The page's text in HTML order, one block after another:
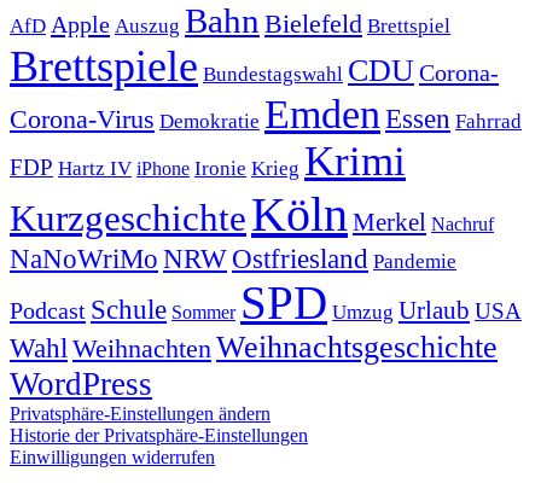
AfD Apple Auszug Bahn Bielefeld Brettspiel
Brettspiele Bundestagswahl CDUCorona-
Corona-Virus Demokratie Emden Essen Fahrrad
FDP Hartz IV iPhone Ironie Krieg Krimi
KurzgeschichteKölnMerkel Nachruf
NaNoWriMo NRWOstfriesland Pandemie
Podcast Schule Sommer SPD Umzug Urlaub USA
WahlWeihnachtenWeihnachtsgeschichte
WordPress
Privatsphäre-Einstellungen ändern
Historie der Privatsphäre-Einstellungen
Einwilligungen widerrufen